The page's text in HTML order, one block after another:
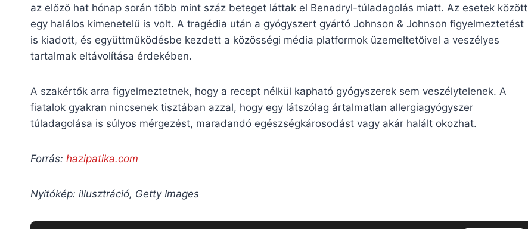
az előző hat hónap során több mint száz beteget láttak el Benadryl-túladagolás miatt. Az esetek között
egy halálos kimenetelű is volt. A tragédia után a gyógyszert gyártó Johnson & Johnson figyelmeztetést
is kiadott, és együttműködésbe kezdett a közösségi média platformok üzemeltetőivel a veszélyes
tartalmak eltávolítása érdekében.
A szakértők arra figyelmeztetnek, hogy a recept nélkül kapható gyógyszerek sem veszélytelenek. A
fiatalok gyakran nincsenek tisztában azzal, hogy egy látszólag ártalmatlan allergiagyógyszer
túladagolása is súlyos mérgezést, maradandó egészségkárosodást vagy akár halált okozhat.
Forrás: hazipatika.com
Nyitókép: illusztráció, Getty Images